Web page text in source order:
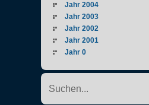
Jahr 2004
Jahr 2003
Jahr 2002
Jahr 2001
Jahr 0